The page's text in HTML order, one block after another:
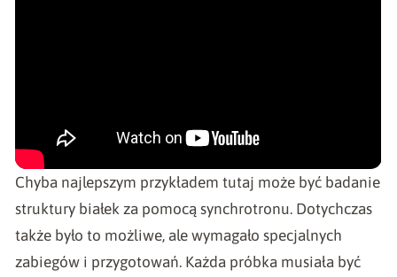
Chyba najlepszym przykładem tutaj może być badanie
struktury białek za pomocą synchrotronu. Dotychczas
także było to możliwe, ale wymagało specjalnych
zabiegów i przygotowań. Każda próbka musiała być